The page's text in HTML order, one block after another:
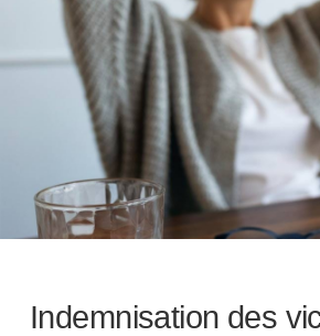
Indemnisation des